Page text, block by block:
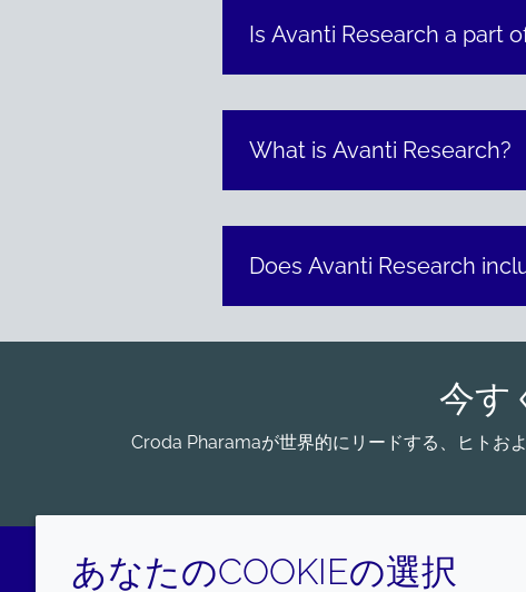
Is Avanti Research a part
What is Avanti Research?
Does Avanti Research
今す
Croda Pharamaが世界的にリードする、ヒトお
あなたのCOOKIEの選択